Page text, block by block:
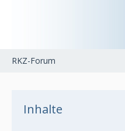
RKZ-Forum
Inhalte